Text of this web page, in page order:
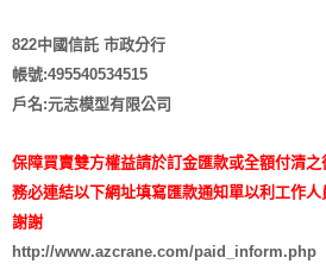
822中國信託 市政分行
帳號:495540534515
戶名:元志模型有限公司
保障買賣雙方權益請於訂金匯款或全額付清之
務必連結以下網址填寫匯款通知單以利工作
謝謝
http://www.azcrane.com/paid_inform.php